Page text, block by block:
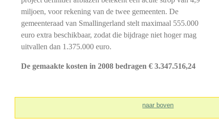
miljoen, voor rekening van de twee gemeenten. De
gemeenteraad van Smallingerland stelt maximaal 555.000
euro extra beschikbaar, zodat die bijdrage niet hoger mag
uitvallen dan 1.375.000 euro.
De gemaakte kosten in 2008 bedragen € 3.347.516,24
naar boven